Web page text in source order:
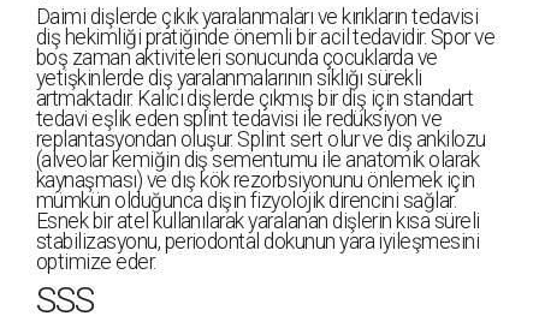
Daimi dişlerde çıkık yaralanmaları ve kırıkların tedavisi
diş hekimliği pratiğinde önemli bir acil tedavidir. Spor ve
boş zaman aktiviteleri sonucunda çocuklarda ve
yetişkinlerde diş yaralanmalarının sıklığı sürekli
artmaktadır. Kalıcı dişlerde çıkmış bir diş için standart
tedavi eşlik eden splint tedavisi ile redüksiyon ve
replantasyondan oluşur. Splint sert olur ve diş ankilozu
(alveolar kemiğin diş sementumu ile anatomik olarak
kaynaşması) ve dış kök rezorbsiyonunu önlemek için
mümkün olduğunca dişin fizyolojik direncini sağlar.
Esnek bir atel kullanılarak yaralanan dişlerin kısa süreli
stabilizasyonu, periodontal dokunun yara iyileşmesini
optimize eder.
SSS